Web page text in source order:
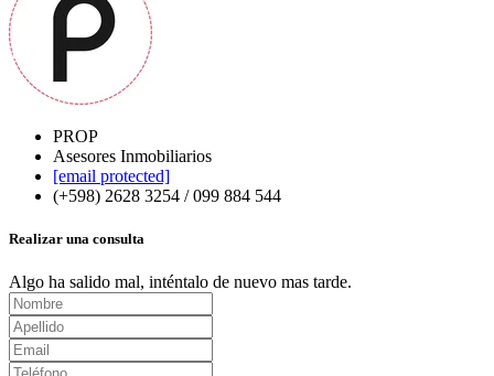
PROP
Asesores Inmobiliarios
[email protected]
(+598) 2628 3254 / 099 884 544
Realizar una consulta
Algo ha salido mal, inténtalo de nuevo mas tarde.